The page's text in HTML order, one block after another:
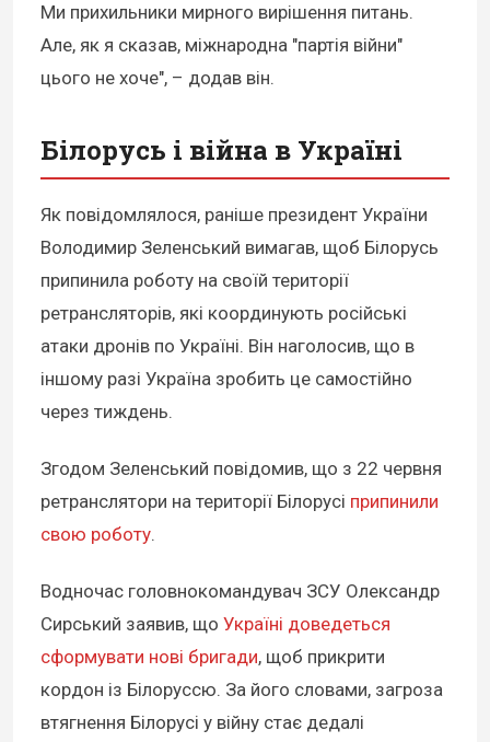
Ми прихильники мирного вирішення питань.
Але, як я сказав, міжнародна "партія війни"
цього не хоче", – додав він.
Білорусь і війна в Україні
Як повідомлялося, раніше президент України
Володимир Зеленський вимагав, щоб Білорусь
припинила роботу на своїй території
ретрансляторів, які координують російські
атаки дронів по Україні. Він наголосив, що в
іншому разі Україна зробить це самостійно
через тиждень.
Згодом Зеленський повідомив, що з 22 червня
ретранслятори на території Білорусі припинили
свою роботу.
Водночас головнокомандувач ЗСУ Олександр
Сирський заявив, що Україні доведеться
сформувати нові бригади, щоб прикрити
кордон із Білоруссю. За його словами, загроза
втягнення Білорусі у війну стає дедалі